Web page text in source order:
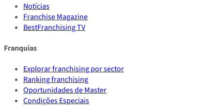
Notícias
Franchise Magazine
BestFranchising TV
Franquias
Explorar franchising por sector
Ranking franchising
Oportunidades de Master
Condições Especiais